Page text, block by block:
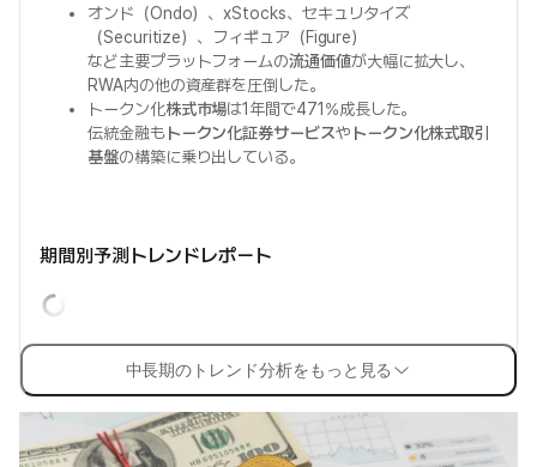
オンド（Ondo）、xStocks、セキュリタイズ
（Securitize）、フィギュア（Figure）
など主要プラットフォームの流通価値が大幅に拡大し、
RWA内の他の資産群を圧倒した。
トークン化株式市場は1年間で471%成長した。
伝統金融もトークン化証券サービスや トークン化株式取引
基盤の構築に乗り出している。
期間別予測トレンドレポート
中長期のトレンド分析をもっと見る